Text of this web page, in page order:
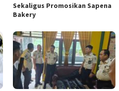
Sekaligus Promosikan Sapena
Bakery